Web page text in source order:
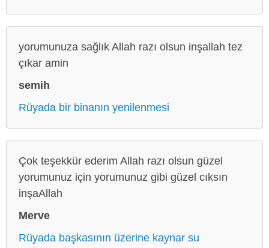
yorumunuza sağlık Allah razı olsun inşallah tez
çıkar amin
semih
Rüyada bir binanın yenilenmesi
Çok teşekkür ederim Allah razı olsun güzel
yorumunuz için yorumunuz gibi güzel cıksın
inşaAllah
Merve
Rüyada başkasının üzerine kaynar su